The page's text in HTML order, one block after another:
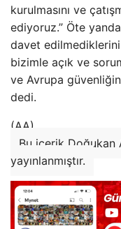
kurulmasını ve
ediyoruz.” Öte
davet
bizimle açık ve
ve Avrupa
dedi.
(AA)
Bu içerik Doğukan
yayınlanmıştır.